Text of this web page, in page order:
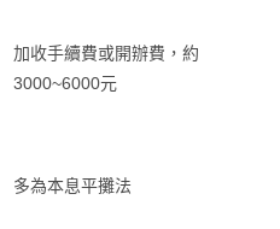
加收手續費或開辦費，約
3000~6000元
多為本息平攤法